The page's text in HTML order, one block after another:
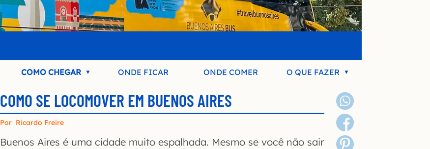
COMO CHEGAR ONDE FICAR ONDE COMER O QUE FAZER
COMO SE LOCOMOVER EM BUENOS AIRES
Por Ricardo Freire
Buenos Aires é uma cidade muito espalhada. Mesmo se você não sair